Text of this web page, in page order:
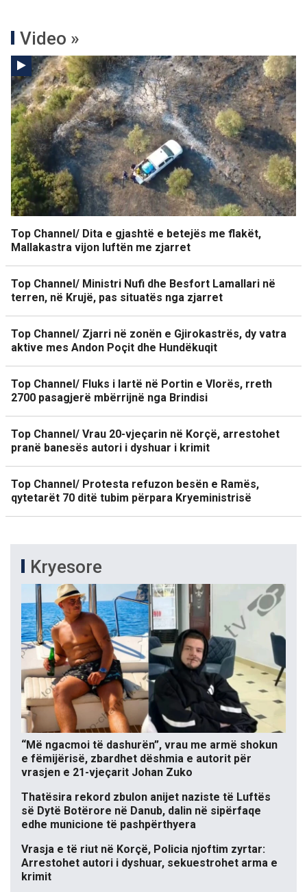
Video »
Top Channel/ Dita e gjashtë e betejës me flakët,
Mallakastra vijon luftën me zjarret
Top Channel/ Ministri Nufi dhe Besfort Lamallari në
terren, në Krujë, pas situatës nga zjarret
Top Channel/ Zjarri në zonën e Gjirokastrës, dy vatra
aktive mes Andon Poçit dhe Hundëkuqit
Top Channel/ Fluks i lartë në Portin e Vlorës, rreth
2700 pasagjerë mbërrijnë nga Brindisi
Top Channel/ Vrau 20-vjeçarin në Korçë, arrestohet
pranë banesës autori i dyshuar i krimit
Top Channel/ Protesta refuzon besën e Ramës,
qytetarët 70 ditë tubim përpara Kryeministrisë
Kryesore
“Më ngacmoi të dashurën”, vrau me armë shokun
e fëmijërisë, zbardhet dëshmia e autorit për
vrasjen e 21-vjeçarit Johan Zuko
Thatësira rekord zbulon anijet naziste të Luftës
së Dytë Botërore në Danub, dalin në sipërfaqe
edhe municione të pashpërthyera
Vrasja e të riut në Korçë, Policia njoftim zyrtar:
Arrestohet autori i dyshuar, sekuestrohet arma e
krimit